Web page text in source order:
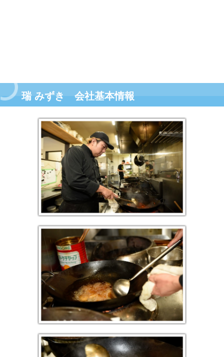
瑞 みずき 会社基本情報